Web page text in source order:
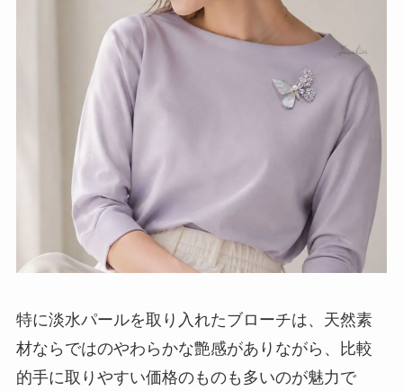
特に淡水パールを取り入れたブローチは、天然素
材ならではのやわらかな艶感がありながら、比較
的手に取りやすい価格のものも多いのが魅力で